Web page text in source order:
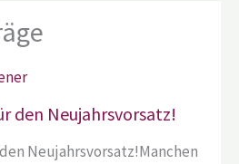
den Neujahrsvorsatz!
Neujahrsvorsatz!Manchen